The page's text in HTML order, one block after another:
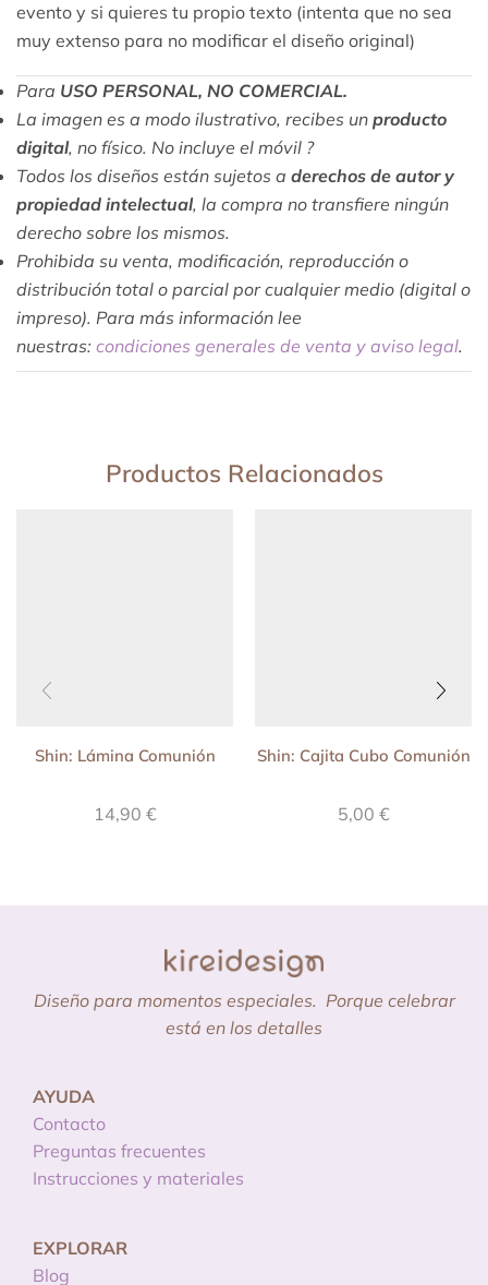
evento y si quieres tu propio texto (intenta que no sea
muy extenso para no modificar el diseño original)
Para USO PERSONAL, NO COMERCIAL.
La imagen es a modo ilustrativo, recibes un producto
digital, no físico. No incluye el móvil ?
Todos los diseños están sujetos a derechos de autor y
propiedad intelectual, la compra no transfiere ningún
derecho sobre los mismos.
Prohibida su venta, modificación, reproducción o
distribución total o parcial por cualquier medio (digital o
impreso). Para más información lee
nuestras: condiciones generales de venta y aviso legal.
Productos Relacionados
Shin: Lámina Comunión
14,90 €
Shin: Cajita Cubo Comunión
5,00 €
Diseño para momentos especiales. Porque celebrar
está en los detalles
AYUDA
Contacto
Preguntas frecuentes
Instrucciones y materiales
EXPLORAR
Blog